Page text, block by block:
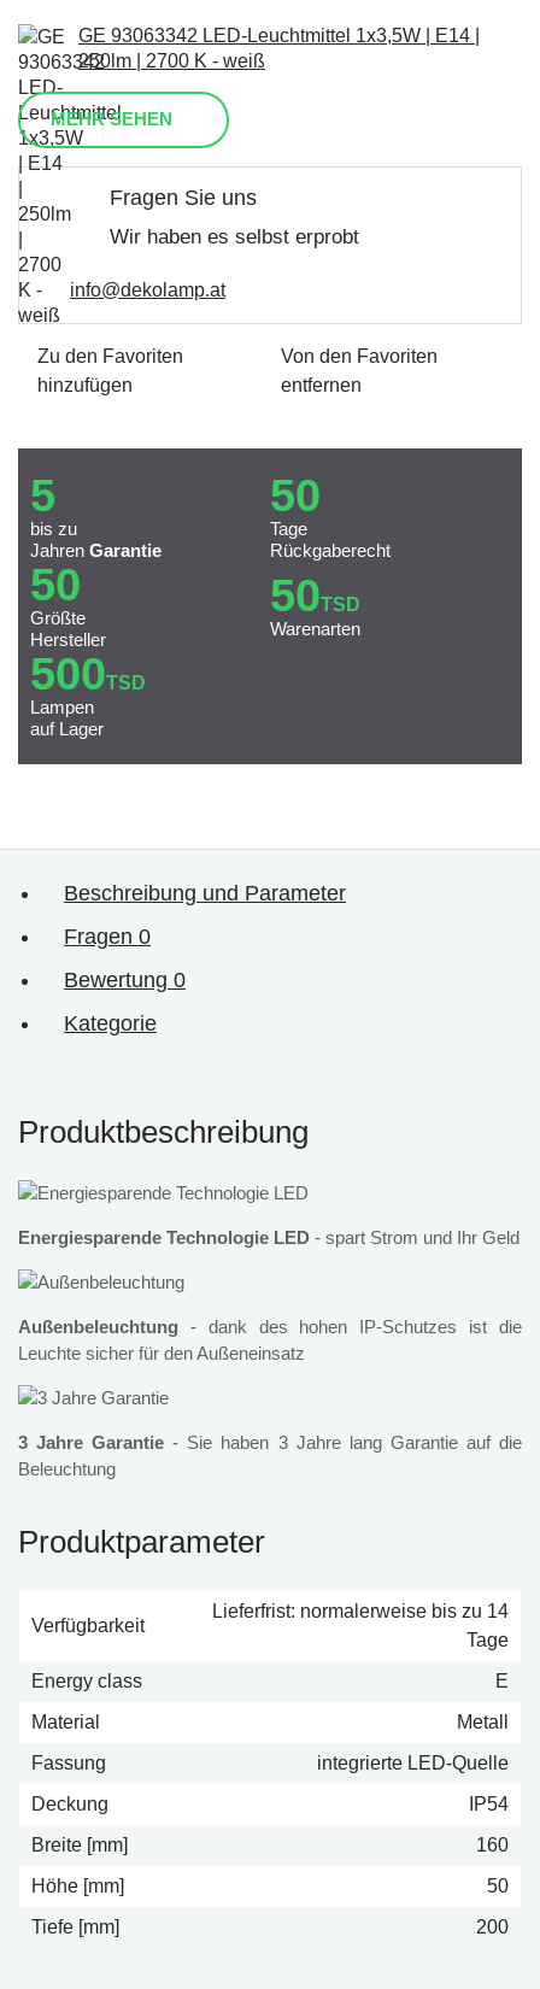
GE 93063342 LED-Leuchtmittel 1x3,5W | E14 |
250lm | 2700 K - weiß
MEHR SEHEN
Fragen Sie uns
Wir haben es selbst erprobt
info@dekolamp.at
Zu den Favoriten
hinzufügen
Von den Favoriten
entfernen
5
bis zu
Jahren Garantie
50
Tage
Rückgaberecht
50
Größte
Hersteller
50TSD
Warenarten
500TSD
Lampen
auf Lager
Beschreibung und Parameter
Fragen 0
Bewertung 0
Kategorie
Produktbeschreibung
Energiesparende Technologie LED - spart Strom und Ihr Geld
Außenbeleuchtung - dank des hohen IP-Schutzes ist die
Leuchte sicher für den Außeneinsatz
3 Jahre Garantie - Sie haben 3 Jahre lang Garantie auf die
Beleuchtung
Produktparameter
Verfügbarkeit
Lieferfrist: normalerweise bis zu 14
Tage
Energy class
E
Material
Metall
Fassung
integrierte LED-Quelle
Deckung
IP54
Breite [mm]
160
Höhe [mm]
50
Tiefe [mm]
200